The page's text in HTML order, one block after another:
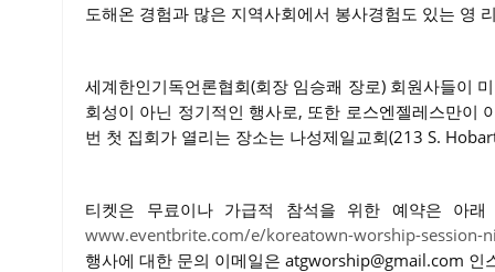
도해온 경험과 많은 지역사회에서 봉사경험도 있는 영
세계한인기독언론협회(회장 임승쾌 장로) 회원사들이
회성이 아닌 정기적인 행사로, 또한 로스엔젤레스만이
번 첫 집회가 열리는 장소는 나성제일교회(213 S.
티켓은 무료이나 가급적 참석을 위한 예약은 아
www.eventbrite.com/e/koreatown-worship-session-
행사에 대한 문의 이메일은 atgworship@gmail.com 인